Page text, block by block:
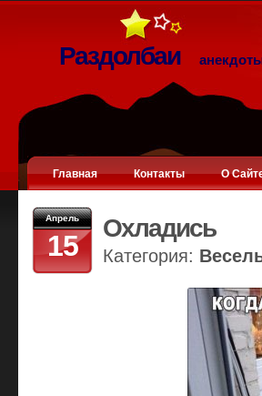
Раздолбаи
Главная Контакты О
Апрель
15
Охладись
Категория: